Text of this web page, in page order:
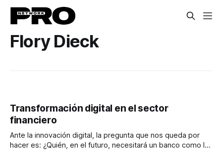
Flory Dieck
Transformación digital en el sector
financiero
Ante la innovación digital, la pregunta que nos queda por
hacer es: ¿Quién, en el futuro, necesitará un banco como lo